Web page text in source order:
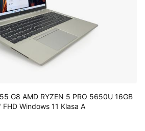
G8 AMD RYZEN 5 PRO 5650U 16GB
Windows 11 Klasa A